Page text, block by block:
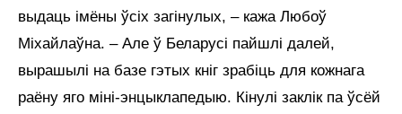
выдаць імёны ўсіх загінулых, – кажа Любоў
Міхайлаўна. – Але ў Беларусі пайшлі далей,
вырашылі на базе гэтых кніг зрабіць для кожнага
раёну яго міні-энцыклапедыю. Кінулі заклік па ўсёй